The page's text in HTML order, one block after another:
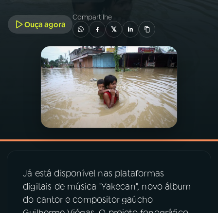
PROGRAMAÇÃO
PROGRAMAS
07ÚLTIMAS
Ouça agora
Compartilhe
Já está disponível nas plataformas
digitais de música "Yakecan", novo álbum
do cantor e compositor gaúcho